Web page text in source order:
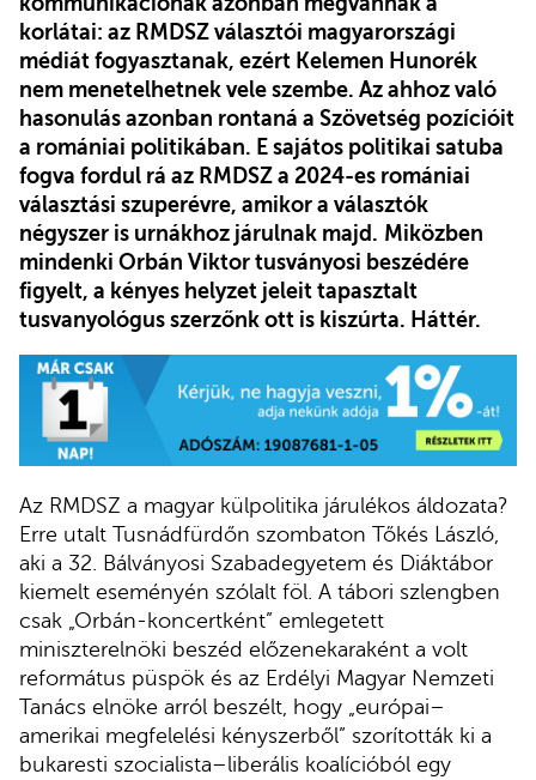
korlátai: az RMDSZ választói magyarországi
médiát fogyasztanak, ezért Kelemen Hunorék
nem menetelhetnek vele szembe. Az ahhoz való
hasonulás azonban rontaná a Szövetség pozícióit
a romániai politikában. E sajátos politikai satuba
fogva fordul rá az RMDSZ a 2024-es romániai
választási szuperévre, amikor a választók
négyszer is urnákhoz járulnak majd. Miközben
mindenki Orbán Viktor tusványosi beszédére
figyelt, a kényes helyzet jeleit tapasztalt
tusvanyológus szerzőnk ott is kiszúrta. Háttér.
Az RMDSZ a magyar külpolitika járulékos áldozata?
Erre utalt Tusnádfürdőn szombaton Tőkés László,
aki a 32. Bálványosi Szabadegyetem és Diáktábor
kiemelt eseményén szólalt föl. A tábori szlengben
csak „Orbán-koncertként” emlegetett
miniszterelnöki beszéd előzenekaraként a volt
református püspök és az Erdélyi Magyar Nemzeti
Tanács elnöke arról beszélt, hogy „európai–
amerikai megfelelési kényszerből” szorították ki a
bukaresti szocialista–liberális koalícióból egy